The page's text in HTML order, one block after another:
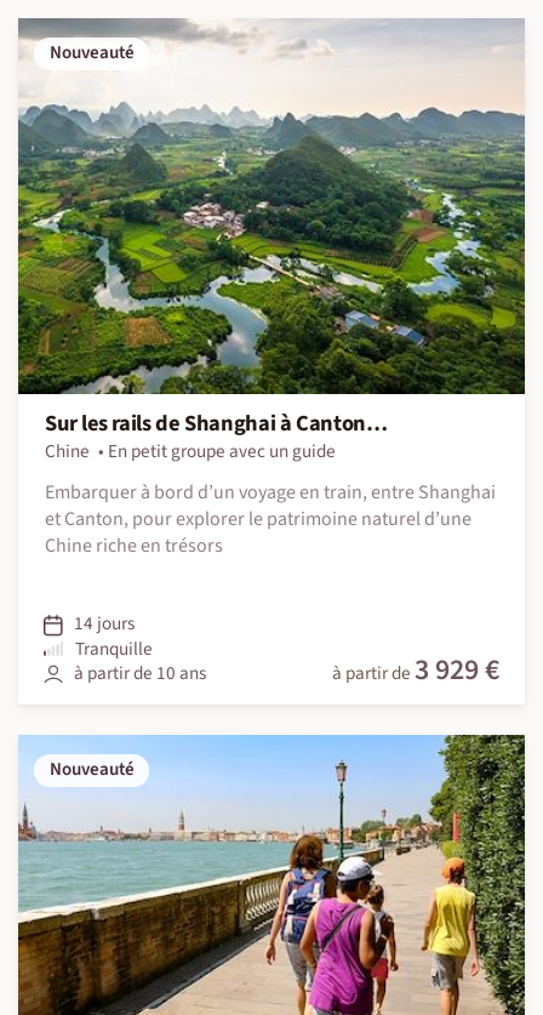
Nouveauté
Sur les rails de Shanghai à Canton…
Chine
En petit groupe avec un guide
Embarquer à bord d’un voyage en train, entre Shanghai
et Canton, pour explorer le patrimoine naturel d’une
Chine riche en trésors
14 jours
Tranquille
à partir de 10 ans
à partir de 3 929 €
Nouveauté